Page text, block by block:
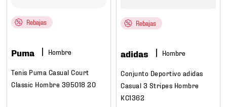
Rebajas
Puma Hombre
Tenis Puma Casual Court
Classic Hombre 395018 20
Rebajas
adidas Hombre
Conjunto Deportivo adidas
Casual 3 Stripes Hombre
KC1362